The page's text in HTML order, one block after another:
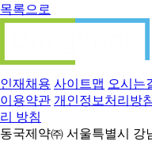
목록으로
인재채용 사이트맵 오시는
이용약관 개인정보처리방
리 방침
동국제약㈜ 서울특별시 강